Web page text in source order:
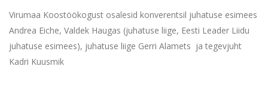
Virumaa Koostöökogust osalesid konverentsil juhatuse esimees
Andrea Eiche, Valdek Haugas (juhatuse liige, Eesti Leader Liidu
juhatuse esimees), juhatuse liige Gerri Alamets ja tegevjuht
Kadri Kuusmik